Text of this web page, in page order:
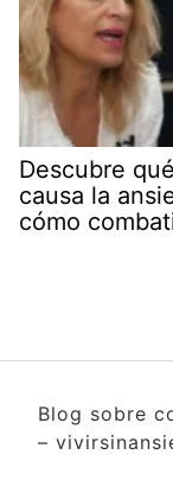
Descubre qué
causa la
cómo
Blog sobre
–